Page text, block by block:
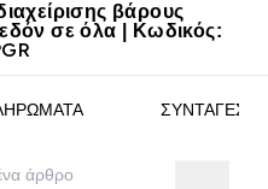
βάρους
σε όλα | Κωδικός:
ΣΥΝΤΑΓΈΣ